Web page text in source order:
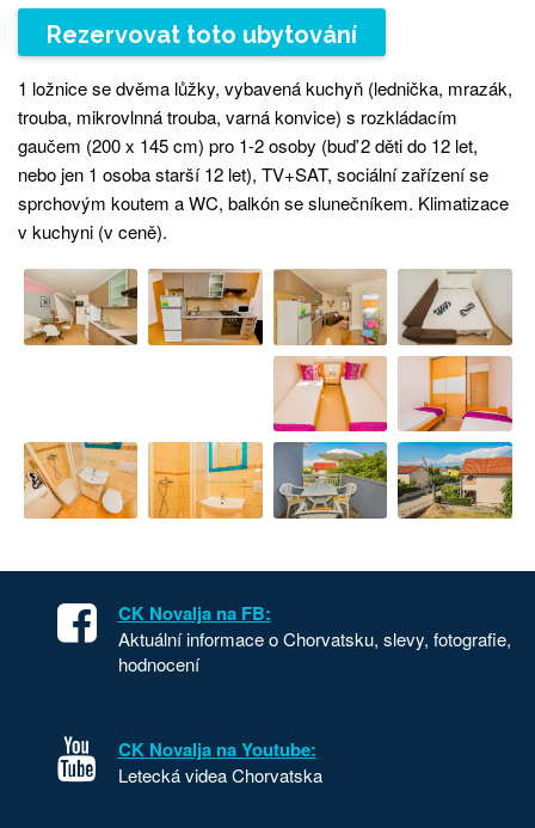
Rezervovat toto ubytování
1 ložnice se dvěma lůžky, vybavená kuchyň (lednička, mrazák,
trouba, mikrovlnná trouba, varná konvice) s rozkládacím
gaučem (200 x 145 cm) pro 1-2 osoby (buď 2 děti do 12 let,
nebo jen 1 osoba starší 12 let), TV+SAT, sociální zařízení se
sprchovým koutem a WC, balkón se slunečníkem. Klimatizace
v kuchyni (v ceně).
CK Novalja na FB:
Aktuální informace o Chorvatsku, slevy, fotografie,
hodnocení
CK Novalja na Youtube:
Letecká videa Chorvatska